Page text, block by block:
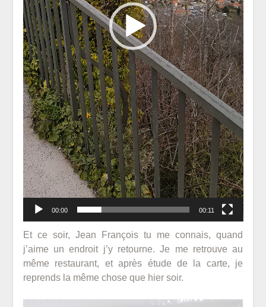
00:00 00:11
Et ce soir, Jean François tu me connais, quand
j’aime un endroit j’y retourne. Je me retrouve au
même restaurant, et après étude de la carte, je
reprends la même chose que hier soir.